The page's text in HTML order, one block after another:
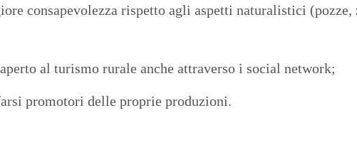
consapevolezza rispetto agli aspetti naturalistici
al turismo rurale anche attraverso i social network;
promotori delle proprie produzioni.